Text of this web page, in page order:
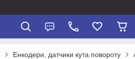
Енкодери, датчики кута повороту